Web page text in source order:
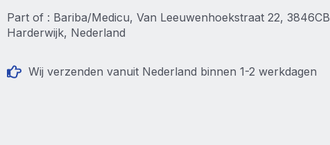
Part of : Bariba/Medicu, Van Leeuwenhoekstraat 22, 3846CB
Harderwijk, Nederland
Wij verzenden vanuit Nederland binnen 1-2 werkdagen